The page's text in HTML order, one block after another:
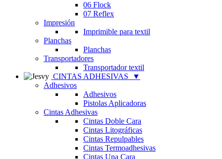
06 Flock
07 Reflex
Impresión
Imprimible para textil
Planchas
Planchas
Transportadores
Transportador textil
CINTAS ADHESIVAS
▼
Adhesivos
Adhesivos
Pistolas Aplicadoras
Cintas Adhesivas
Cintas Doble Cara
Cintas Litográficas
Cintas Repulpables
Cintas Termoadhesivas
Cintas Una Cara